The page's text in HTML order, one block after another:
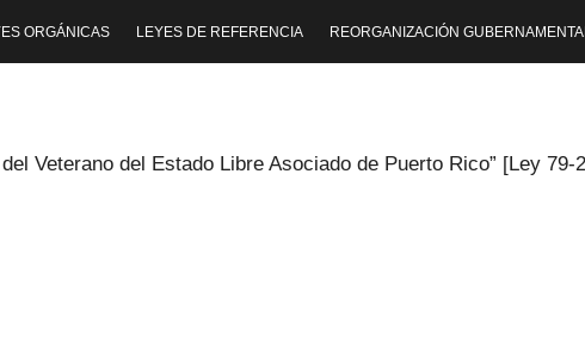
ORGÁNICAS LEYES DE REFERENCIA REORGANIZACIÓN
Veterano del Estado Libre Asociado de Puerto Rico” [Ley 79-